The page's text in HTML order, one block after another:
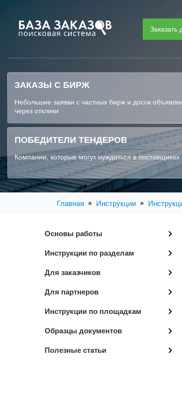
Заказать
ЗАКАЗЫ С БИРЖ
Небольшие заявки с частных бирж и досок
через отклики
ПОБЕДИТЕЛИ ТЕНДЕРОВ
Компании, которые могут нуждаться в поставщиках
Главная Инструкции
Основы работы
Инструкции по разделам
Для заказчиков
Для партнеров
Инструкции по площадкам
Образцы документов
Полезные статьи